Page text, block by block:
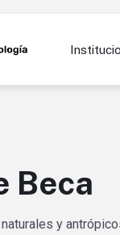
Beca
y